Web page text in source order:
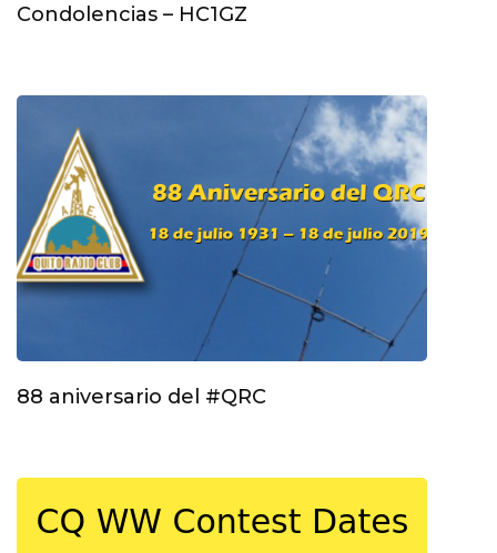
Condolencias – HC1GZ
88 aniversario del #QRC